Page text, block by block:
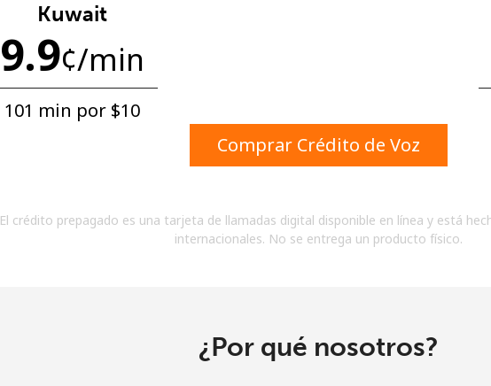
acuerdo con estos
Términos y condiciones.
Kuwait
9.9¢/min
101 min por ⁦$10⁩
Comprar Crédito de Voz
El crédito prepagado es una tarjeta de llamadas digital disponible en línea y está
internacionales. No se entrega un producto físico.
¿Por qué nosotros?